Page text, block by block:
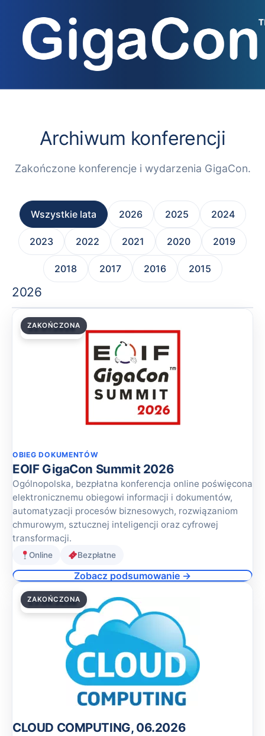
treści
Archiwum konferencji
Zakończone konferencje i wydarzenia GigaCon.
Wszystkie lata 2026 2025 2024
2023 2022 2021 2020 2019
2018 2017 2016 2015
2026
22.07.2026
ZAKOŃCZONA
OBIEG DOKUMENTÓW
EOIF GigaCon Summit 2026
Ogólnopolska, bezpłatna konferencja online poświęcona
elektronicznemu obiegowi informacji i dokumentów,
automatyzacji procesów biznesowych, rozwiązaniom
chmurowym, sztucznej inteligencji oraz cyfrowej
transformacji.
Online Bezpłatne
Zobacz podsumowanie →
23.06.2026
ZAKOŃCZONA
CLOUD COMPUTING, 06.2026